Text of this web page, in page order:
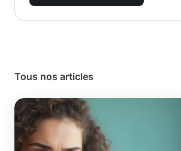
Tous nos articles